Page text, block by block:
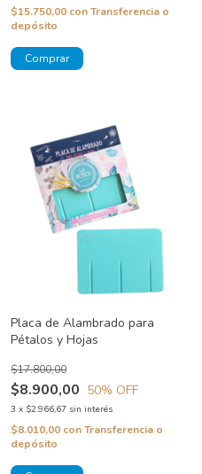
$15.750,00 conTransferencia o
depósito
Placa de Alambrado para
Pétalos y Hojas
$8.900,00
$17.800,00
50% OFF
3 x $2.966,67 sin interés
$8.010,00 conTransferencia o
depósito